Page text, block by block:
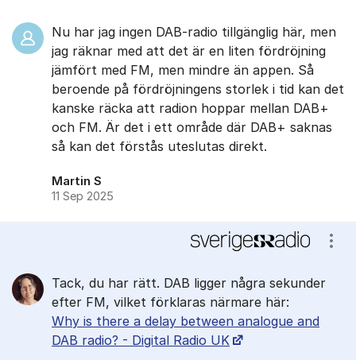
Nu har jag ingen DAB-radio tillgänglig här, men
jag räknar med att det är en liten fördröjning
jämfört med FM, men mindre än appen. Så
beroende på fördröjningens storlek i tid kan det
kanske räcka att radion hoppar mellan DAB+
och FM. Är det i ett område där DAB+ saknas
så kan det förstås uteslutas direkt.
Martin S
11 Sep 2025
Tack, du har rätt. DAB ligger några sekunder
efter FM, vilket förklaras närmare här:
Why is there a delay between analogue and
DAB radio? - Digital Radio UK